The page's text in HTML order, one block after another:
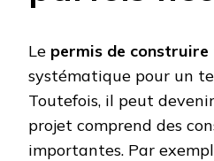
Le permis de construire
systématique pour un
Toutefois, il peut
projet comprend des
importantes. Par